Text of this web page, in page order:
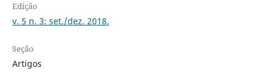
Edição
v. 5 n. 3: set./dez. 2018.
Seção
Artigos